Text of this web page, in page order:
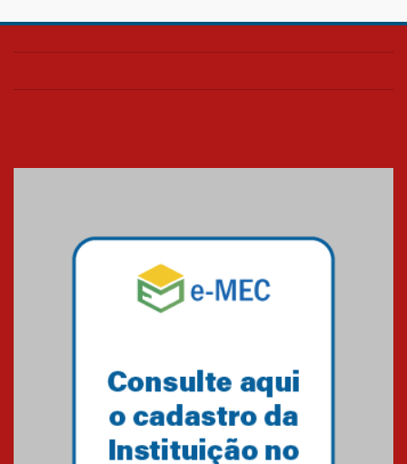
Confira como foi o culto mensal
Mackenzie mobiliza campanha
solidária para apoiar famílias em
Minas Gerais
Primeiro culto do ano ressalta o
27.02.2026